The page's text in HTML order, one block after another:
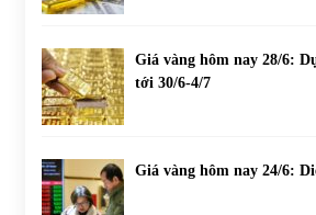
Giá vàng hôm nay 28/6:
tới 30/6-4/7
Giá vàng hôm nay 24/6: